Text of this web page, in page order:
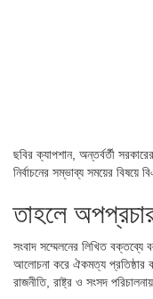
ছবির ক্যাপশান, অন্তর্বর্তী
নির্বাচনের সম্ভাব্য সময়ের বিষয়ে
তাহলে
সংবাদ সম্মেলনের লিখিত
আলোচনা করে ঐকমত্য
রাজনীতি, রাষ্ট্র ও সংসদ